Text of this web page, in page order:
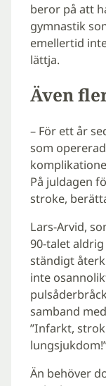
beror på att
gymnastik
emellertid
lättja.
Även
– För ett år
som
På juldagen
stroke,
Lars-Arvid,
90-talet
ständigt
inte
samband
”Infarkt,
Än behöver